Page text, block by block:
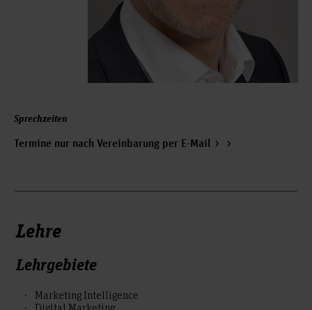
Sprechzeiten
Termine nur nach Vereinbarung per E-Mail
Lehre
Lehrgebiete
Marketing Intelligence